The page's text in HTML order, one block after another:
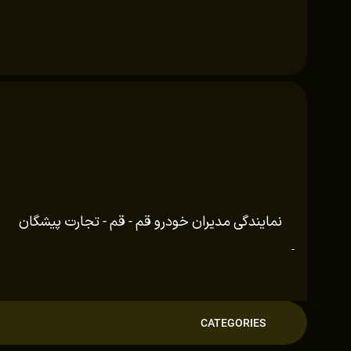
نمایندگی مدیران خودرو قم - قم - تجارت پیشگان
-
CATEGORIES